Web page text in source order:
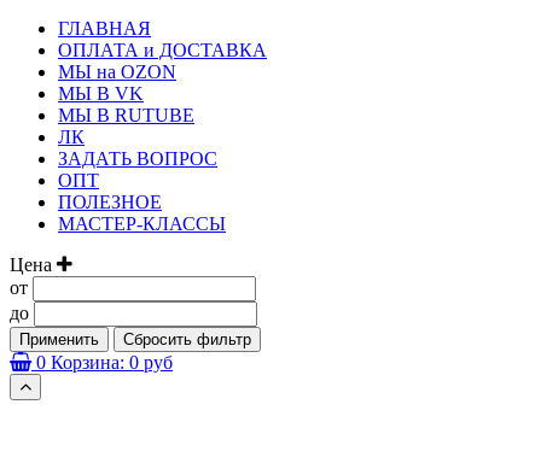
ГЛАВНАЯ
ОПЛАТА и ДОСТАВКА
МЫ на OZON
МЫ В VK
МЫ В RUTUBE
ЛК
ЗАДАТЬ ВОПРОС
ОПТ
ПОЛЕЗНОЕ
МАСТЕР-КЛАССЫ
Цена
от
до
Применить Сбросить фильтр
0 Корзина: 0 руб